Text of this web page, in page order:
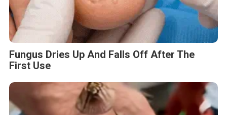
Fungus Dries Up And Falls Off After The
First Use